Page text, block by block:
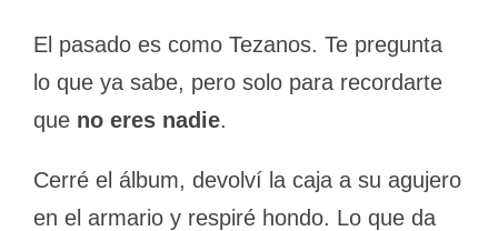
El pasado es como Tezanos. Te pregunta
lo que ya sabe, pero solo para recordarte
que no eres nadie.
Cerré el álbum, devolví la caja a su agujero
en el armario y respiré hondo. Lo que da